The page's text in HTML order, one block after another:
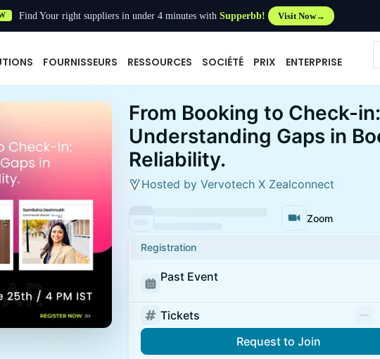
Find Your right suppliers in under 4 minutes withSupperbb! Visit Now
FOURNISSEURS RESSOURCES SOCIÉTÉ PRIX ENTERPRISE